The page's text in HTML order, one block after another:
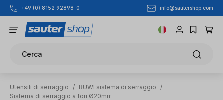
Passa al contenuto principale
+49 (0) 8152 92898-0 info@sautershop.com
Cerca
Utensili di serraggio / RUWI sistema di serraggio
/
Sistema di serraggio a fori Ø20mm